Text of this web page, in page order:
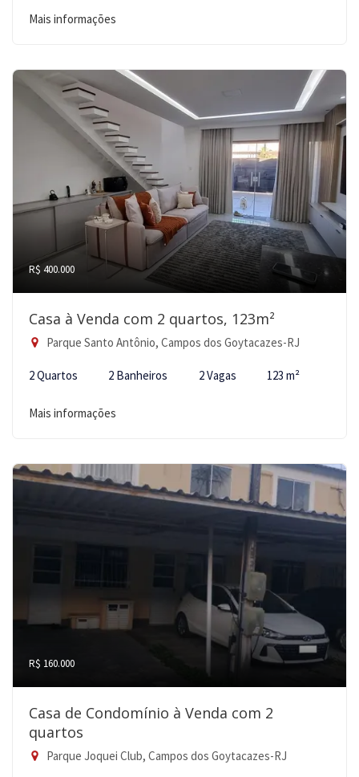
Mais informações
R$ 400.000
Casa à Venda com 2 quartos, 123m²
Parque Santo Antônio, Campos dos Goytacazes-RJ
2 Quartos 2 Banheiros 2 Vagas 123 m²
Mais informações
R$ 160.000
Casa de Condomínio à Venda com 2
quartos
Parque Joquei Club, Campos dos Goytacazes-RJ